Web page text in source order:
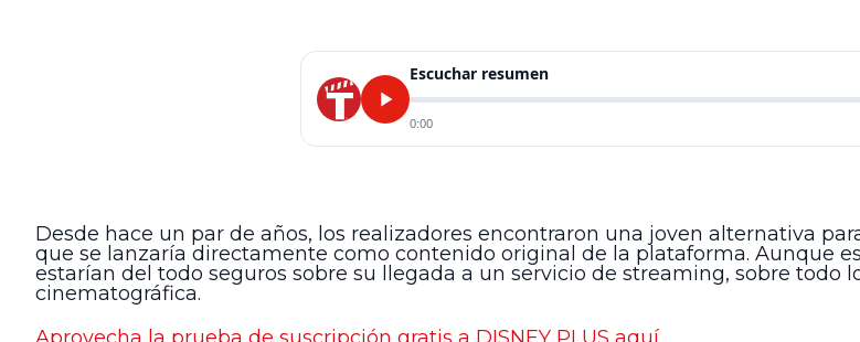
Escuchar resumen
0:00
Desde hace un par de años, los realizadores encontraron una joven alternativa
que se lanzaría directamente como contenido original de la plataforma. Aunque
estarían del todo seguros sobre su llegada a un servicio de streaming, sobre todo
cinematográfica.